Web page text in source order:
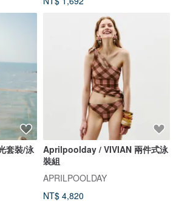
套裝/泳
Aprilpoolday / VIVIAN 兩件式泳
裝組
APRILPOOLDAY
NT$ 4,820